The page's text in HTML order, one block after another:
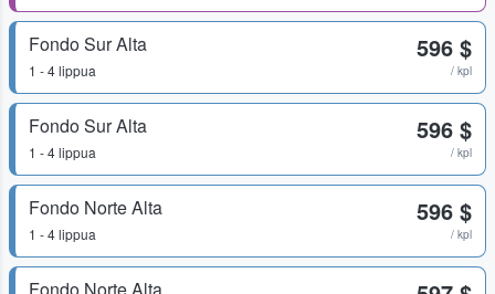
Fondo Sur Alta
1 - 4 lippua
596 $
/ kpl
Fondo Sur Alta
1 - 4 lippua
596 $
/ kpl
Fondo Norte Alta
1 - 4 lippua
596 $
/ kpl